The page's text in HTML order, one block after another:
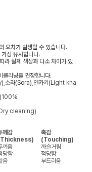
오차가 발생할 수 있습니다.
장 유사합니다.
라 실제 색상과 다소 차이가 있
클리닝을 권장합니다.
소라(Sora),연카키(Light kha
cleaning)
께감
촉감
(Touching)
꺼움
까슬거림
당함
적당함
음
부드러움